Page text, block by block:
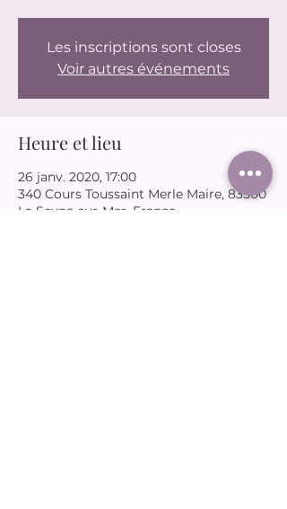
Les inscriptions sont closes
Voir autres événements
Heure et lieu
26 janv. 2020, 17:00
340 Cours Toussaint Merle Maire, 83500
La Seyne-sur-Mer, France